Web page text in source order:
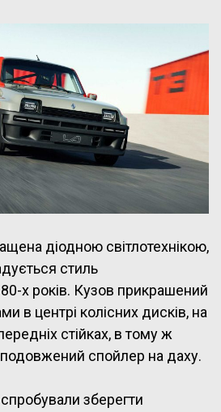
діодною світлотехнікою,
стиль
х років. Кузов прикрашений
в центрі колісних дисків, на
стійках, в тому ж
подовжений спойлер на даху.
зберегти